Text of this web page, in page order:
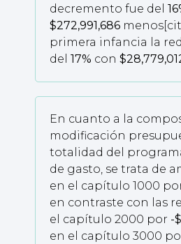
decremento fue del
$272,991,686
primera infancia la
del 17% con
En cuanto a la
modificación
totalidad del
de gasto, se trata de
en el capítulo 1000
en contraste con las
el capítulo 2000 por -
en el capítulo 3000